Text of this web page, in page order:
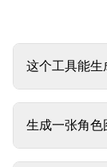
这个工具能生
生成一张角色